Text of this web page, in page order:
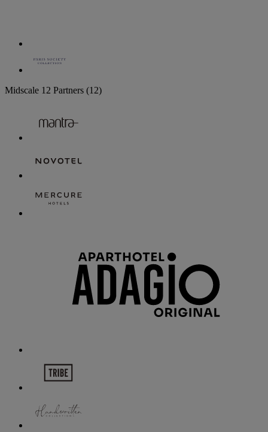
Midscale 12 Partners (12)